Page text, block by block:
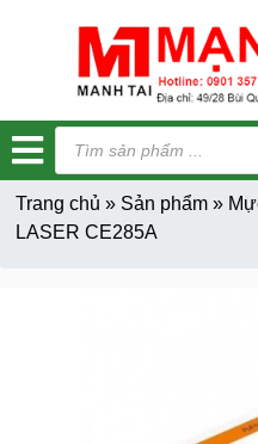
Tìm
kiếm
sản
phẩm
Trang chủ » Sản phẩm»
LASER CE285A